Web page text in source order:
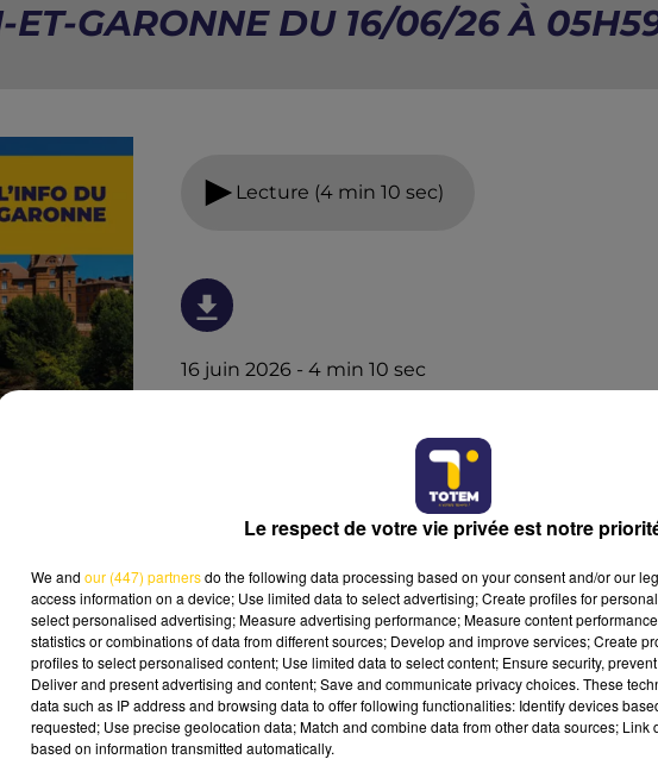
ET-GARONNE DU 16/06/26 À
Lecture (4 min 10 sec)
16 juin 2026 - 4 min 10 sec
Ecoutez sur Totem l'information dans le Tarn-et-
Garonne et le pays de Cahors avec les reportages
journalistes sur le terrain.
Le respect de votre vie privée est notre
We and our (447) partnersdo the following data processing based on your consent and/or our
access information on a device; Use limited data to select advertising; Create profiles for
select personalised advertising; Measure advertising performance; Measure content
statistics or combinations of data from different sources; Develop and improve services; Create
profiles to select personalised content; Use limited data to select content; Ensure security,
Deliver and present advertising and content; Save and communicate privacy choices. These
data such as IP address and browsing data to offer following functionalities: Identify devices
requested; Use precise geolocation data; Match and combine data from other data sources; Link
based on information transmitted automatically.